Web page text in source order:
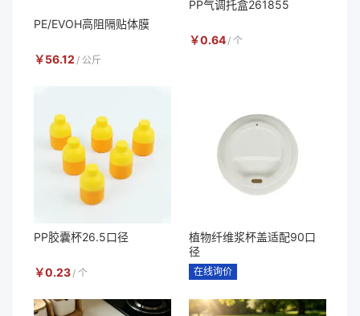
PE/EVOH高阻隔贴体膜
￥56.12 / 公斤
PP气调托盒261855
￥0.64 / 个
PP胶囊杯26.5口径
￥0.23 / 个
植物纤维浆杯盖适配90口
径
在线询价